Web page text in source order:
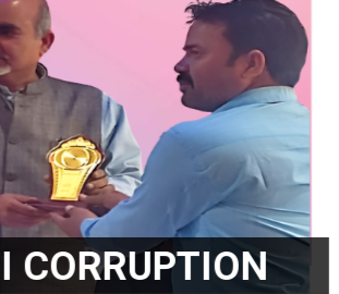
CORRUPTION